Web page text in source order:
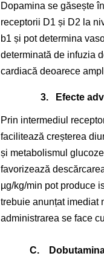
Dopamina se găsește
receptorii D1 și D2 la
b1 și pot determina
determinată de infuzia
cardiacă deoarece
3. Efecte
Prin intermediul
facilitează creșterea
și metabolismul
favorizează
µg/kg/min pot produce
trebuie anunțat imediat
administrarea se face
C.